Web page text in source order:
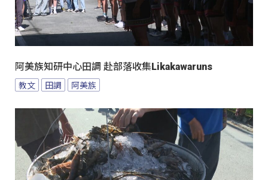
阿美族知研中心田調 赴部落收集Likakawaruns
教文 田調 阿美族